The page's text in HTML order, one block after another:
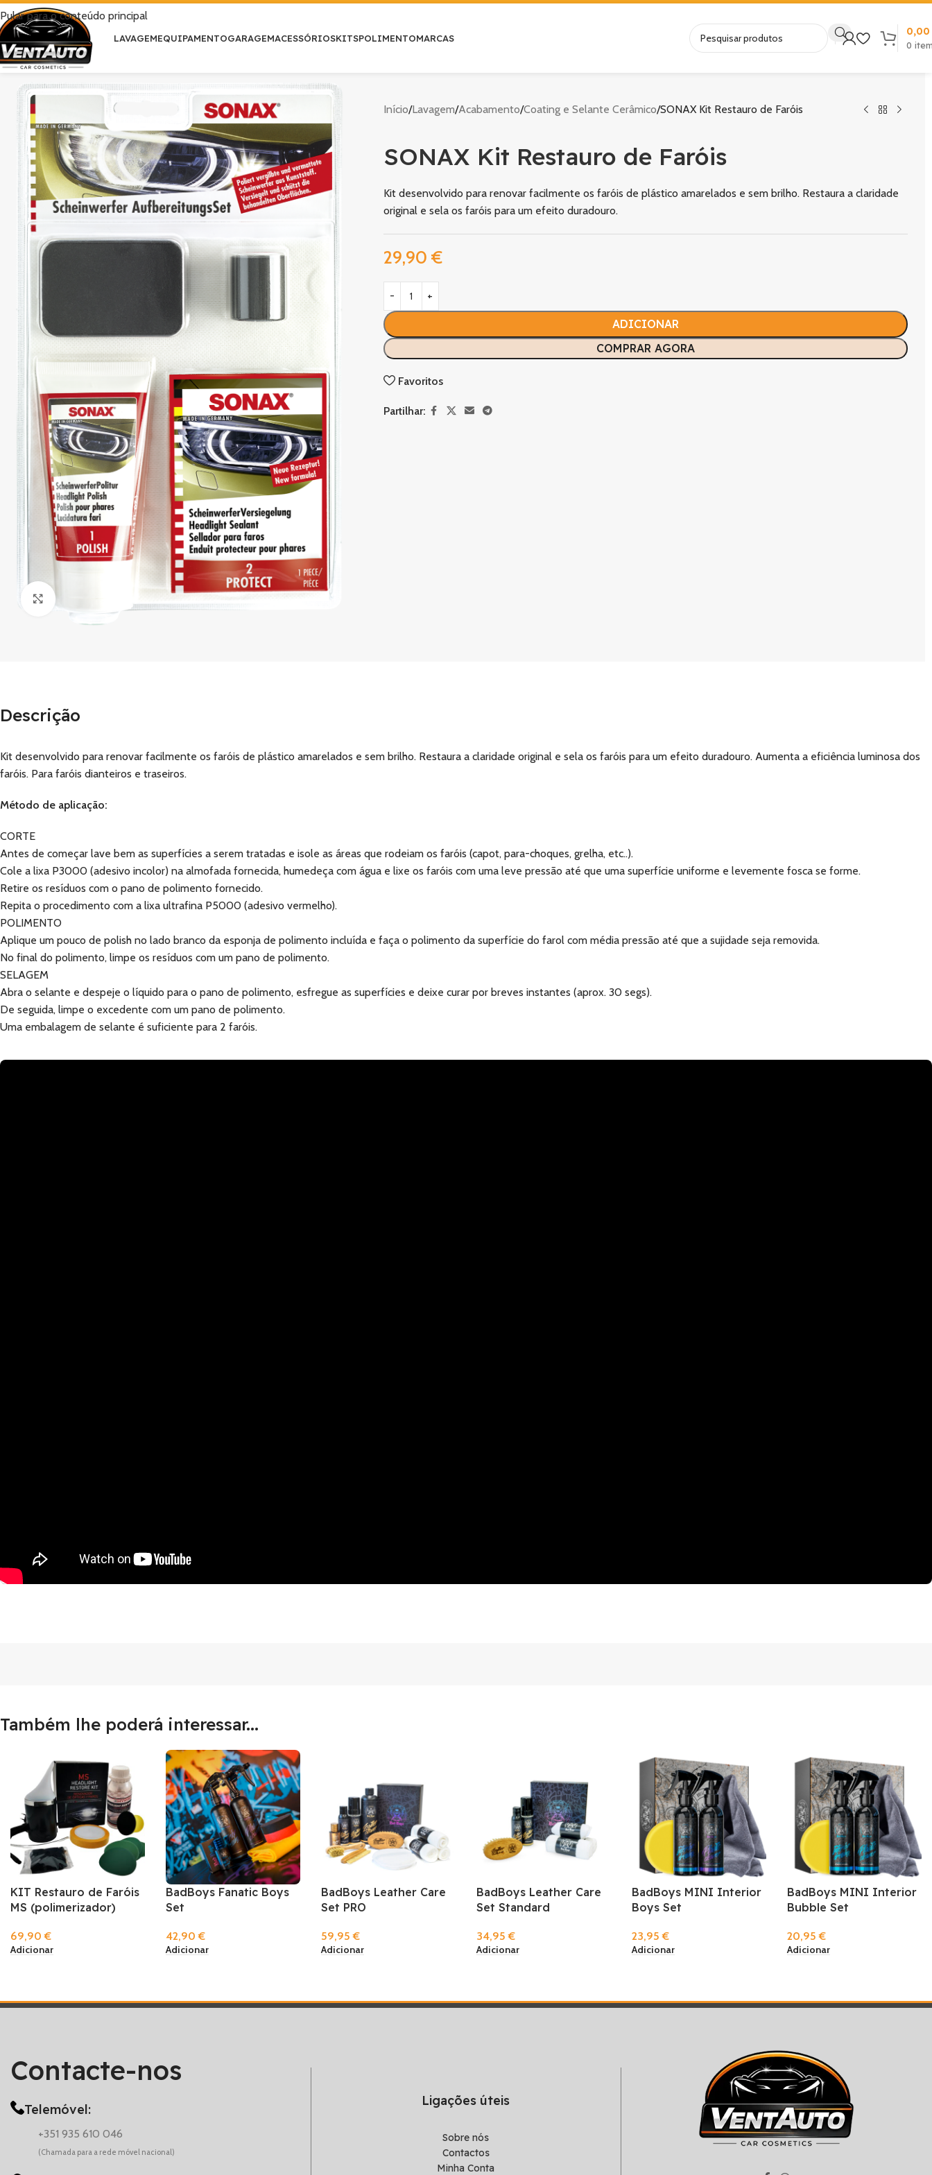
Pular para o conteúdo principal
LAVAGEMEQUIPAMENTOGARAGEMACESSÓRIOSKITSPOLIMENTOMARCAS
0
0,00
Clique para ampliar
Início Lavagem Acabamento Coating e Selante Cerâmico SONAX Kit Restauro de Faróis
SONAX Kit Restauro de Faróis
Kit desenvolvido para renovar facilmente os faróis de plástico amarelados e sem brilho. Restaura a claridade
original e sela os faróis para um efeito duradouro.
29,90 €
ADICIONAR
COMPRAR AGORA
Favoritos
Partilhar:
Descrição
Kit desenvolvido para renovar facilmente os faróis de plástico amarelados e sem brilho. Restaura a claridade original e sela os faróis para um efeito duradouro. Aumenta a eficiência luminosa dos
faróis. Para faróis dianteiros e traseiros.
Método de aplicação:
CORTE
Antes de começar lave bem as superfícies a serem tratadas e isole as áreas que rodeiam os faróis (capot, para-choques, grelha, etc..).
Cole a lixa P3000 (adesivo incolor) na almofada fornecida, humedeça com água e lixe os faróis com uma leve pressão até que uma superfície uniforme e levemente fosca se forme.
Retire os resíduos com o pano de polimento fornecido.
Repita o procedimento com a lixa ultrafina P5000 (adesivo vermelho).
POLIMENTO
Aplique um pouco de polish no lado branco da esponja de polimento incluída e faça o polimento da superfície do farol com média pressão até que a sujidade seja removida.
No final do polimento, limpe os resíduos com um pano de polimento.
SELAGEM
Abra o selante e despeje o líquido para o pano de polimento, esfregue as superfícies e deixe curar por breves instantes (aprox. 30 segs).
De seguida, limpe o excedente com um pano de polimento.
Uma embalagem de selante é suficiente para 2 faróis.
Também lhe poderá interessar...
KIT Restauro de Faróis
MS (polimerizador)
69,90€
Adicionar
BadBoys Fanatic Boys
Set
42,90€
Adicionar
BadBoys Leather Care
Set PRO
59,95€
Adicionar
BadBoys Leather Care
Set Standard
34,95€
Adicionar
BadBoys MINI Interior
Boys Set
23,95€
Adicionar
BadBoys MINI Interior
Bubble Set
20,95€
Adicionar
Contacte-nos
Telemóvel:
+351 935 610 046
(Chamada para a rede móvel nacional)
Ligações úteis
Sobre nós
Contactos
Minha Conta